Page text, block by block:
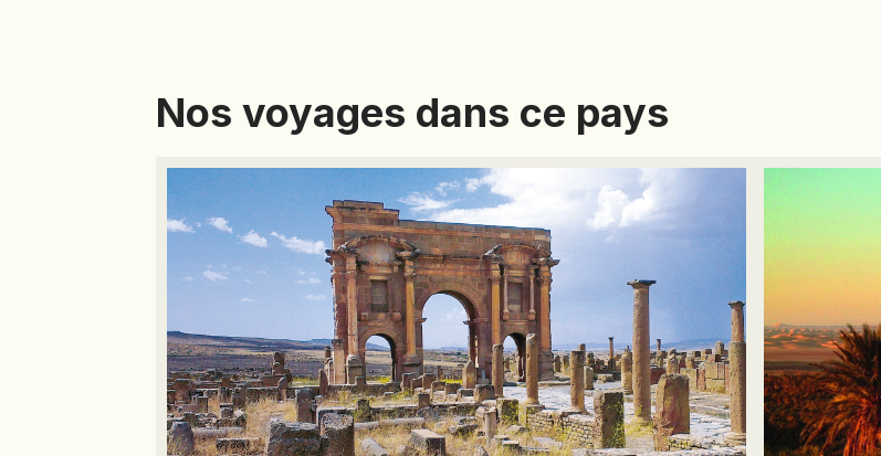
HONDURAS
INDONÉSIE
IRAQ
JAPON
JORDANIE
KAZAKHSTAN
KENYA
KOSOVO
LAOS
Nos voyages dans ce pays